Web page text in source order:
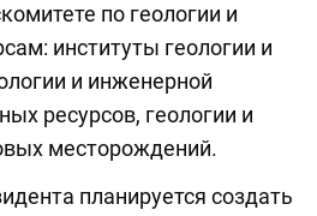
по геологии и
институты геологии и
и инженерной
ресурсов, геологии и
месторождений.
планируется создать